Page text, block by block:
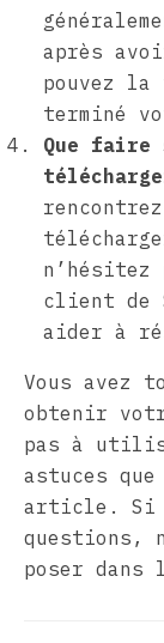
après
pouvez la
terminé
Que
client de
aider à
Vous avez
obtenir
pas à
astuces
article. Si
questions,
poser dans